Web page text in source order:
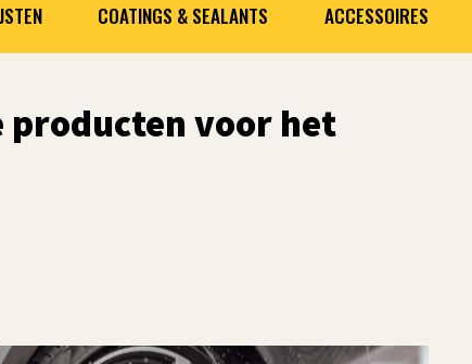
COATINGS & SEALANTS ACCESSOIRES
producten voor het